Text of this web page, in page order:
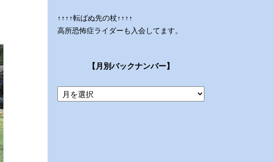
↑↑↑↑転ばぬ先の杖↑↑↑↑
高所恐怖症ライダーも入会してます。
【月別バックナンバー】
当
ブ